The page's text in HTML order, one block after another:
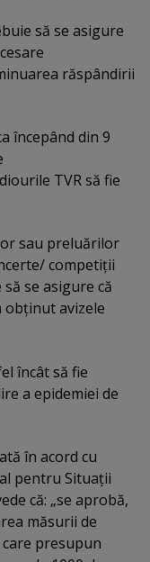
să se asigure
răspândirii
începând din 9
TVR să fie
sau preluărilor
competiţii
se asigure că
avizele
încât să fie
a epidemiei de
în acord cu
pentru Situaţii
că: „se aprobă,
măsurii de
presupun